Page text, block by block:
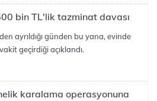
bin TL'lik tazminat davası
ayrıldığı günden bu yana, evinde
geçirdiği açıklandı.
karalama operasyonuna